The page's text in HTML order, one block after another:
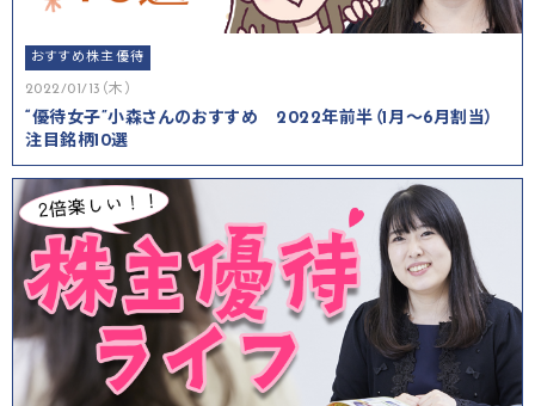
おすすめ株主優待
2022/01/13（木）
“優待女子”小森さんのおすすめ 2022年前半（1月～6月割当）
注目銘柄10選